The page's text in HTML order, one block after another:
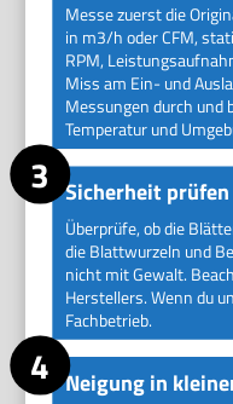
Messe zuerst die
in m3/h oder CFM,
RPM,
Miss am Ein- und
Messungen durch
Temperatur und
Sicherheit prüfen
Überprüfe, ob die
die Blattwurzeln und
nicht mit Gewalt.
Herstellers. Wenn du
Fachbetrieb.
Neigung in